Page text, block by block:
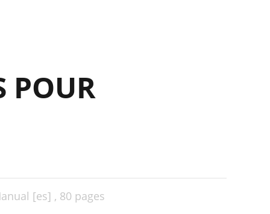
POUR
[es] , 80 pages